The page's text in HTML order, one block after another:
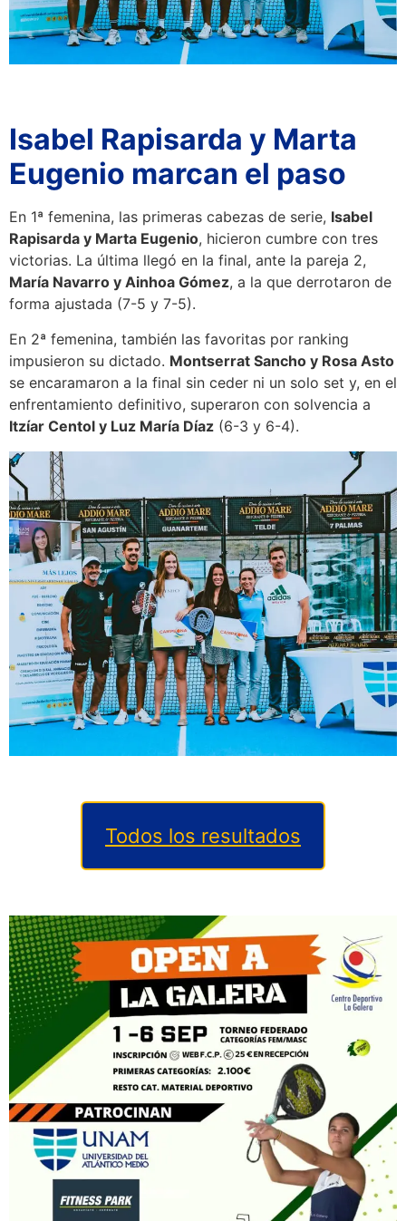
Isabel Rapisarda y Marta
Eugenio marcan el paso
En 1ª femenina, las primeras cabezas de serie, Isabel
Rapisarda y Marta Eugenio, hicieron cumbre con tres
victorias. La última llegó en la final, ante la pareja 2,
María Navarro y Ainhoa Gómez, a la que derrotaron de
forma ajustada (7-5 y 7-5).
En 2ª femenina, también las favoritas por ranking
impusieron su dictado. Montserrat Sancho y Rosa Asto
se encaramaron a la final sin ceder ni un solo set y, en el
enfrentamiento definitivo, superaron con solvencia a
Itzíar Centol y Luz María Díaz (6-3 y 6-4).
Todos los resultados